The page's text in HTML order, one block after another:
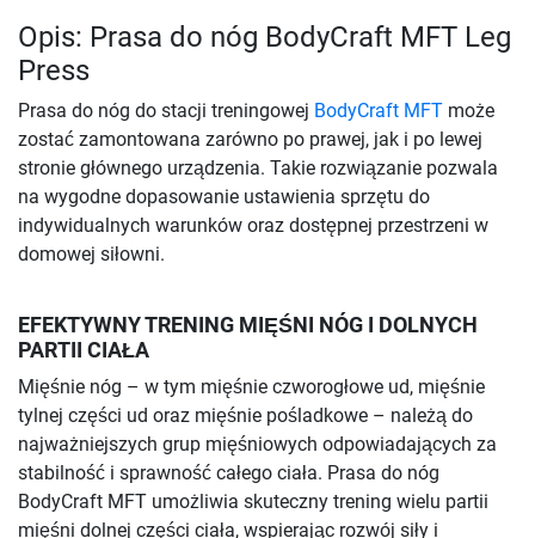
Opis: Prasa do nóg BodyCraft MFT Leg
Press
Prasa do nóg do stacji treningowej BodyCraft MFT może
zostać zamontowana zarówno po prawej, jak i po lewej
stronie głównego urządzenia. Takie rozwiązanie pozwala
na wygodne dopasowanie ustawienia sprzętu do
indywidualnych warunków oraz dostępnej przestrzeni w
domowej siłowni.
EFEKTYWNY TRENING MIĘŚNI NÓG I DOLNYCH
PARTII CIAŁA
Mięśnie nóg – w tym mięśnie czworogłowe ud, mięśnie
tylnej części ud oraz mięśnie pośladkowe – należą do
najważniejszych grup mięśniowych odpowiadających za
stabilność i sprawność całego ciała. Prasa do nóg
BodyCraft MFT umożliwia skuteczny trening wielu partii
mięśni dolnej części ciała, wspierając rozwój siły i